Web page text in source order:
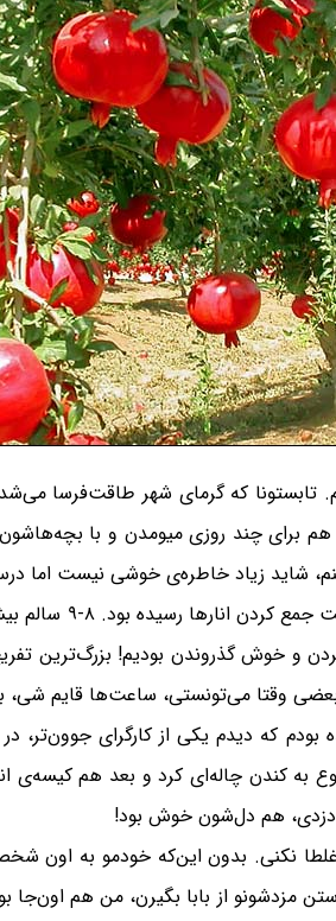
تابستونا که گرمای شهر طاقت‌فرسا
نزدیک هم برای چند روزی میومدن و با
شاید زیاد خاطره‌ی خوشی نیست اما
تا جایی که یادمه،
خوش گذروندن بودیم! بزرگ‌ترین تفریح
وقتا می‌تونستی، ساعت‌ها قایم شی،
بودم که دیدم یکی از کارگرای
چاله‌ای کرد و بعد هم کیسه‌ی
دزدی، هم دل‌شون خوش بود!
غلطا نکنی. بدون این‌که خودمو به
از بابا بگیرن، من هم اون‌جا